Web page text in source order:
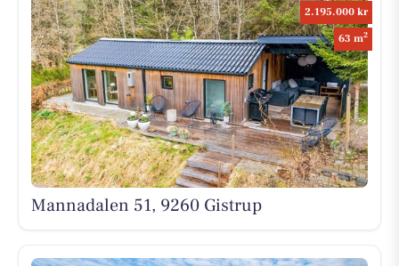
2.195.000 kr
63 m2
Mannadalen 51, 9260 Gistrup